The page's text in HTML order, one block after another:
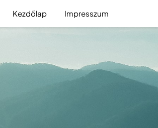
Kezdőlap Impresszum